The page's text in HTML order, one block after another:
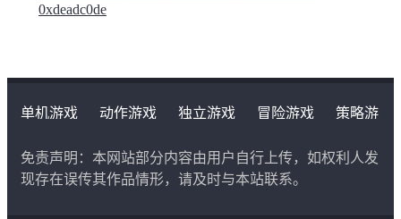
0xdeadc0de
单机游戏 动作游戏 独立游戏 冒险游戏
策略游
免责声明：本网站部分内容由用户自行上传，如权利人发
现存在误传其作品情形，请及时与本站联系。